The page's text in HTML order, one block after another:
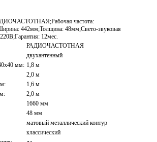
частота:
442мм;Толщина: 48мм;Свето-звуковая
12мес.
РАДИОЧАСТОТНАЯ
двухантенный
мм: 1,8 м
2,0 м
1,6 м
2,0 м
1660 мм
48 мм
матовый металлический контур
классический